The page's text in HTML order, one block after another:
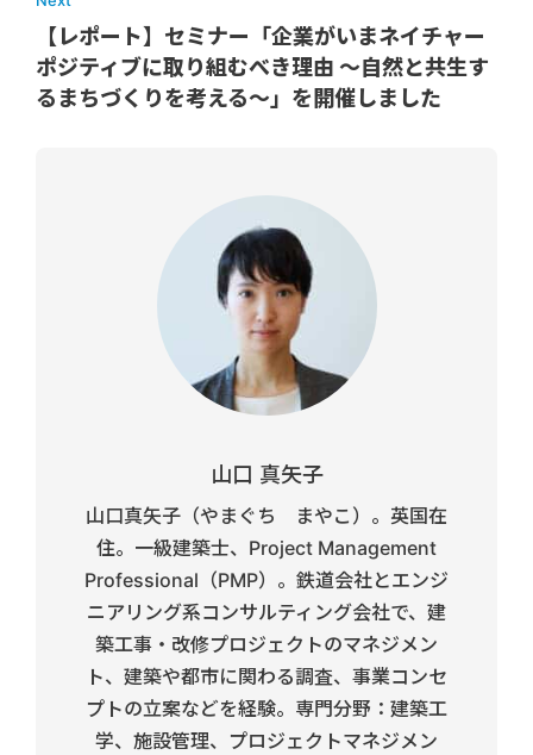
【レポート】セミナー「企業がいまネイチャー
ポジティブに取り組むべき理由 ～自然と共生す
るまちづくりを考える～」を開催しました
山口 真矢子
山口真矢子（やまぐち まやこ）。英国在
住。一級建築士、Project Management
Professional（PMP）。鉄道会社とエンジ
ニアリング系コンサルティング会社で、建
築工事・改修プロジェクトのマネジメン
ト、建築や都市に関わる調査、事業コンセ
プトの立案などを経験。専門分野：建築工
学、施設管理、プロジェクトマネジメン